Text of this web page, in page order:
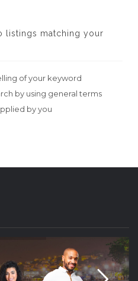
listings matching your
of your keyword
by using general terms
by you